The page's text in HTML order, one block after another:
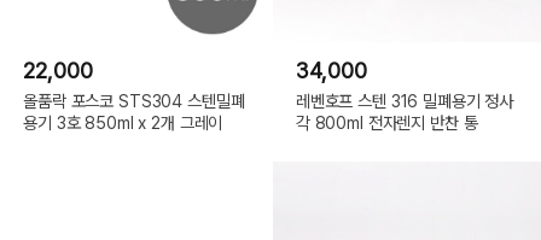
22,000
올품락 포스코 STS304 스텐밀폐
용기 3호 850ml x 2개 그레이
34,000
레벤호프 스텐 316 밀폐용기 정사
각 800ml 전자렌지 반찬 통